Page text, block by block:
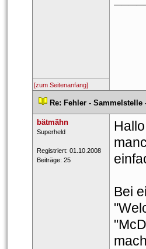
[zum Seitenanfang]
Re: Fehler - Sammelstelle
bätmähn
Super​held​
Registriert: 01.10.2008
Beiträge: 25
Hallo
Bei